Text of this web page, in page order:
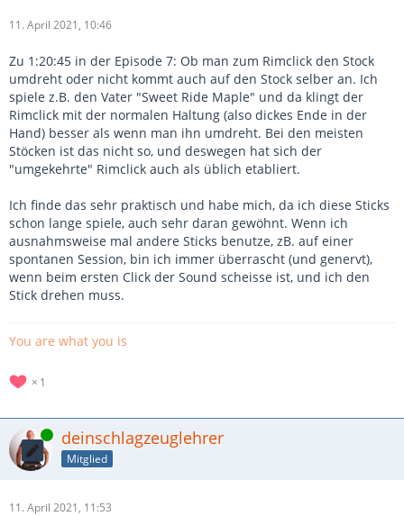
11. April 2021, 10:46
Zu 1:20:45 in der Episode 7: Ob man zum Rimclick den Stock
umdreht oder nicht kommt auch auf den Stock selber an. Ich
spiele z.B. den Vater "Sweet Ride Maple" und da klingt der
Rimclick mit der normalen Haltung (also dickes Ende in der
Hand) besser als wenn man ihn umdreht. Bei den meisten
Stöcken ist das nicht so, und deswegen hat sich der
"umgekehrte" Rimclick auch als üblich etabliert.
Ich finde das sehr praktisch und habe mich, da ich diese Sticks
schon lange spiele, auch sehr daran gewöhnt. Wenn ich
ausnahmsweise mal andere Sticks benutze, zB. auf einer
spontanen Session, bin ich immer überrascht (und genervt),
wenn beim ersten Click der Sound scheisse ist, und ich den
Stick drehen muss.
You are what you is
1
Online deinschlagzeuglehrer
Mitglied
11. April 2021, 11:53